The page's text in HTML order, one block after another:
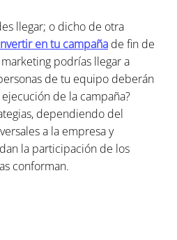
llegar; o dicho de otra
en tu campaña de fin de
podrías llegar a
de tu equipo deberán
de la campaña?
dependiendo del
a la empresa y
la participación de los
conforman.